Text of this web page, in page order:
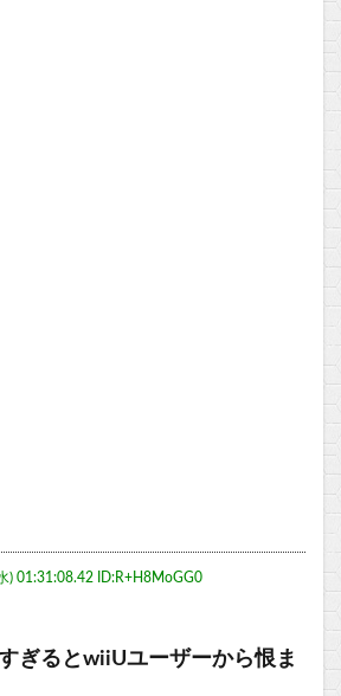
) 01:31:08.42 ID:R+H8MoGG0
ぎるとwiiUユーザーから恨ま